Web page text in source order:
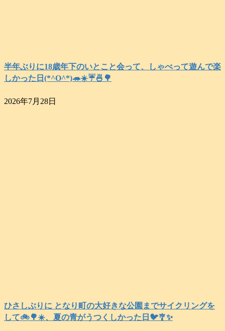
半年ぶりに18歳年下のいとこと会って、しゃべって遊んで楽
しかった日(*^O^*)🦔☀️☔🍜🌳
2026年7月28日
ひさしぶりに となり町の大好きな公園までサイクリングを
して🚲️🌳☀️、夏の青がうつくしかった日🐦️🎐✨️